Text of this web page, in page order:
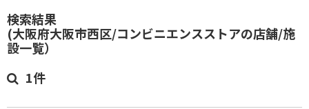
検索結果
(大阪府大阪市西区/コンビニエンスストアの店舗/施
設一覧）
1件